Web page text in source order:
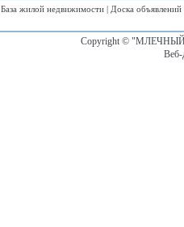
База жилой недвижимости | Доска объявлений
Copyright © "МЛЕЧНЫЙ
Веб-